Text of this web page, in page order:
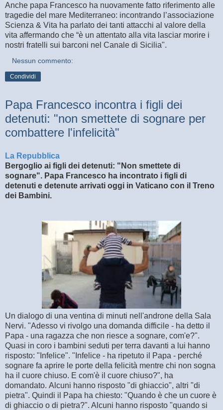
Anche papa Francesco ha nuovamente fatto riferimento alle
tragedie del mare Mediterraneo: incontrando l’associazione
Scienza & Vita ha parlato dei tanti attacchi al valore della
vita affermando che “è un attentato alla vita lasciar morire i
nostri fratelli sui barconi nel Canale di Sicilia".
Nessun commento:
Condividi
Papa Francesco incontra i figli dei
detenuti: "non smettete di sognare per
combattere l'infelicità"
La Repubblica
Bergoglio ai figli dei detenuti: "Non smettete di
sognare". Papa Francesco ha incontrato i figli di
detenuti e detenute arrivati oggi in Vaticano con il Treno
dei Bambini.
Un dialogo di una ventina di minuti nell'androne della Sala
Nervi. "Adesso vi rivolgo una domanda difficile - ha detto il
Papa - una ragazza che non riesce a sognare, com'e?".
Quasi in coro i bambini seduti per terra davanti a lui hanno
risposto: "Infelice". "Infelice - ha ripetuto il Papa - perché
sognare fa aprire le porte della felicità mentre chi non sogna
ha il cuore chiuso. E com'è il cuore chiuso?", ha
domandato. Alcuni hanno risposto "di ghiaccio", altri "di
pietra". Quindi il Papa ha chiesto: "Quando è che un cuore è
di ghiaccio o di pietra?". Alcuni hanno risposto "quando si